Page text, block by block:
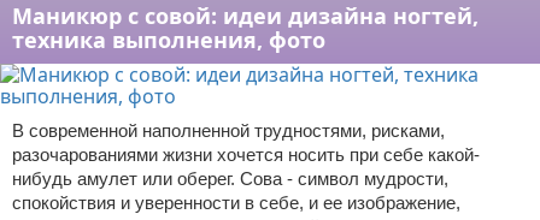
Маникюр с совой: идеи дизайна ногтей,
техника выполнения, фото
В современной наполненной трудностями, рисками,
разочарованиями жизни хочется носить при себе какой-
нибудь амулет или оберег. Сова - символ мудрости,
спокойствия и уверенности в себе, и ее изображение,